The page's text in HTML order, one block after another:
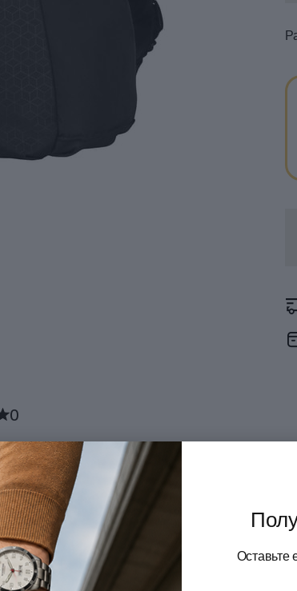
0
и функциональный рюкзак для современных
прочного полиэстера, обладает элегантным
случая. Рюкзак оснащен просторным главным
передним отделением с внутренними
боковым карманом для бутылки воды или
Оставьте